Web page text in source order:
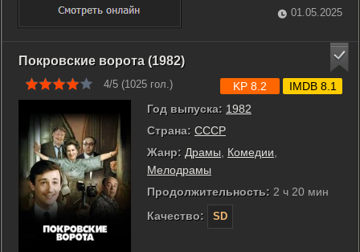
01.05.2025
Покровские ворота (1982)
4/5 (1025 гол.)
Год выпуска: 1982
Страна: СССР
Жанр: Драмы Комедии
Мелодрамы
Продолжительность: 2 ч 20 мин
Качество:
SD
KP 8.2 IMDB 8.1